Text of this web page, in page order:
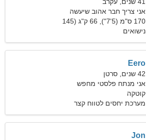
אני צריך חבר אהוב שיעשה
סקי ביחד
170 ס"מ (5'7"), 66 ק"ג (145
פאונד)
נישואים
Eero
42 שנים, סרטן
אני מנתח פלסטי מחפש
אישה אדיבה
קוטקה
מערכת יחסים לטווח קצר
Jon